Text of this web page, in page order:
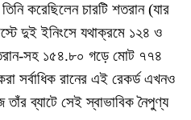
করেছিলেন চারটি শতরান (যার
দুই ইনিংসে যথাক্রমে ১২৪ ও
সহ ১৫৪.৮০ গড়ে মোট ৭৭৪
সর্বাধিক রানের এই রেকর্ড এখনও
ব্যাটে সেই স্বাভাবিক নৈপুণ্য